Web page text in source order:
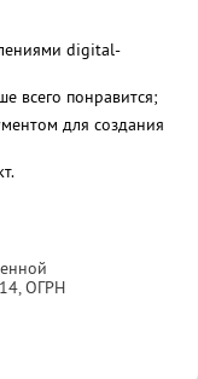
digital-
всего понравится;
для создания
, ОГРН